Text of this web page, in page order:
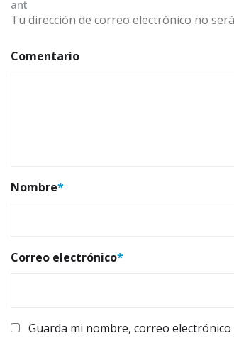
Tu dirección de correo electrónico no
Comentario
Nombre*
Correo electrónico*
Guarda mi nombre, correo